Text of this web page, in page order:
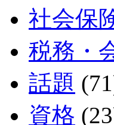
社会保
税務・
話題
資格